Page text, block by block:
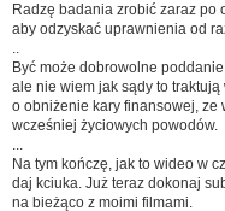
Radzę badania zrobić zaraz po
aby odzyskać uprawnienia od
..
Być może dobrowolne
ale nie wiem jak sądy to
o obniżenie kary finansowej, ze
wcześniej życiowych powodów.
...
Na tym kończę, jak to wideo w
daj kciuka. Już teraz dokonaj
na bieżąco z moimi filmami.